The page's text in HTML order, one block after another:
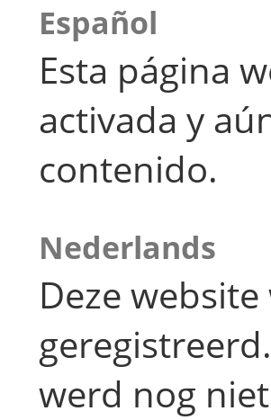
Español
Esta página
activada y
contenido.
Nederlands
Deze
werd nog